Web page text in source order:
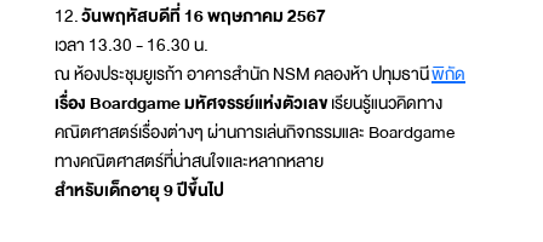
12.วันพฤหัสบดีที่ 16 พฤษภาคม 2567
เวลา 13.30 - 16.30 น.
ณ ห้องประชุมยูเรก้า อาคารสำนัก NSM คลองห้า ปทุมธานีพิกัด
เรื่อง Boardgame มหัศจรรย์แห่งตัวเลขเรียนรู้แนวคิดทาง
คณิตศาสตร์เรื่องต่างๆ ผ่านการเล่นกิจกรรมและ Boardgame
ทางคณิตศาสตร์ที่น่าสนใจและหลากหลาย
สำหรับเด็กอายุ 9 ปีขึ้นไป